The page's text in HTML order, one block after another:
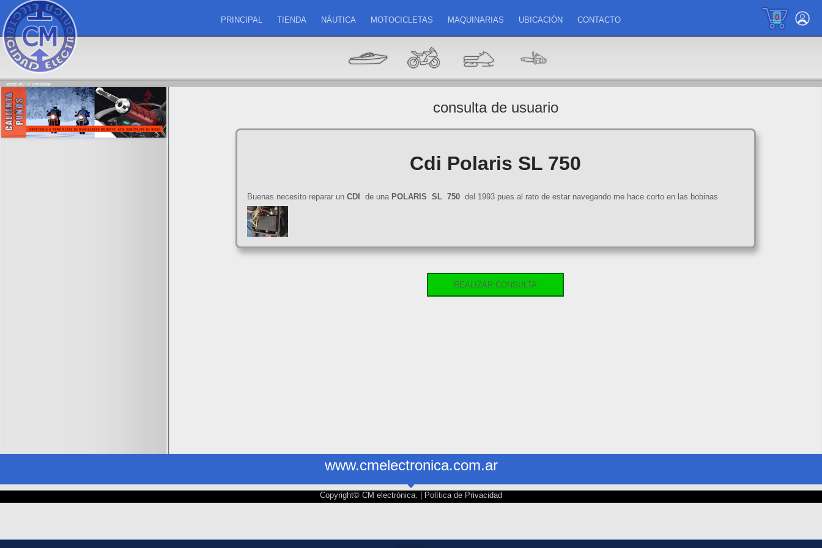
0
PRINCIPAL TIENDA NÁUTICA MOTOCICLETAS MAQUINARIAS UBICACIÓN CONTACTO
estas en: -> consultas
consulta de usuario
Cdi Polaris SL 750
Buenas necesito reparar un CDI de una POLARIS SL 750del 1993 pues al rato de estar navegando me hace corto en las bobinas
REALIZAR CONSULTA
www.cmelectronica.com.ar
Copyright© CM electrónica. | Política de Privacidad